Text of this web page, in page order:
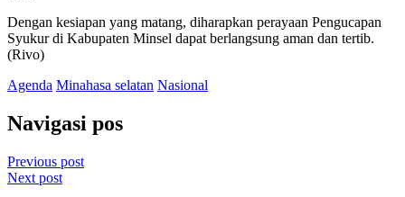
Dengan kesiapan yang matang, diharapkan perayaan Pengucapan
Syukur di Kabupaten Minsel dapat berlangsung aman dan tertib.
(Rivo)
Agenda Minahasa selatan Nasional
Navigasi pos
Previous post
Next post